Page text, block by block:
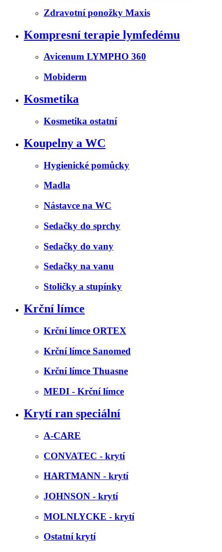
Zdravotní ponožky Maxis
Kompresní terapie lymfedému
Avicenum LYMPHO 360
Mobiderm
Kosmetika
Kosmetika ostatní
Koupelny a WC
Hygienické pomůcky
Madla
Nástavce na WC
Sedačky do sprchy
Sedačky do vany
Sedačky na vanu
Stoličky a stupínky
Krční límce
Krční límce ORTEX
Krční límce Sanomed
Krční límce Thuasne
MEDI - Krční límce
Krytí ran speciální
A-CARE
CONVATEC - krytí
HARTMANN - krytí
JOHNSON - krytí
MOLNLYCKE - krytí
Ostatní krytí